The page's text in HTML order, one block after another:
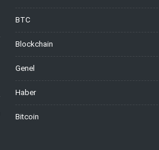
BTC
Blockchain
Genel
Haber
Bitcoin